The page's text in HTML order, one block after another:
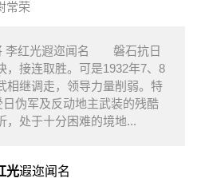
常荣
红光遐迩闻名 磐石抗日
，接连取胜。可是1932年7、8
相继调走，领导力量削弱。特
日伪军及反动地主武装的残酷
，处于十分困难的境地...
光遐迩闻名